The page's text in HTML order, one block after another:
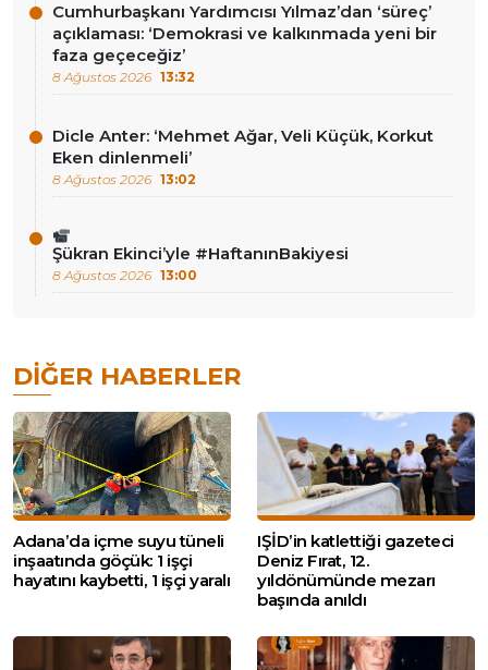
Cumhurbaşkanı Yardımcısı Yılmaz’dan ‘süreç’
açıklaması: ‘Demokrasi ve kalkınmada yeni bir
faza geçeceğiz’
8 Ağustos 2026 13:32
Dicle Anter: ‘Mehmet Ağar, Veli Küçük, Korkut
Eken dinlenmeli’
8 Ağustos 2026 13:02
Şükran Ekinci’yle #HaftanınBakiyesi
8 Ağustos 2026 13:00
DIĞER HABERLER
Adana’da içme suyu tüneli
inşaatında göçük: 1 işçi
hayatını kaybetti, 1 işçi yaralı
IŞİD’in katlettiği gazeteci
Deniz Fırat, 12.
yıldönümünde mezarı
başında anıldı